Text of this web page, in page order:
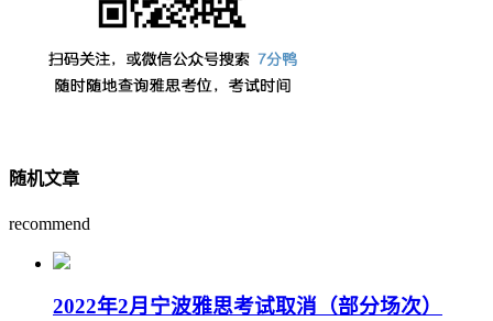
随机文章
recommend
2022年2月宁波雅思考试取消（部分场次）